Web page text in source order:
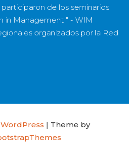
de los seminarios
in Management " - WIM
organizados por la Red
WordPress | Theme by